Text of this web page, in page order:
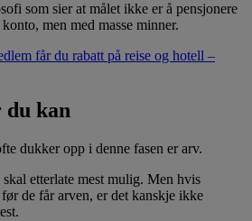
som sier at målet ikke er å pensjonere
men med masse minner.
får du rabatt på reise og hotell –
du kan
dukker opp i denne fasen er arv.
etterlate mest mulig. Men hvis
de får arven, er det kanskje ikke